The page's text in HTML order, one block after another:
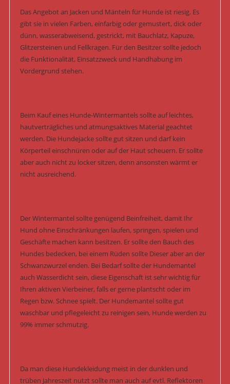
Das Angebot an Jacken und Mänteln für Hunde ist riesig. Es
gibt sie in vielen Farben, einfarbig oder gemustert, dick oder
dünn, wasserabweisend, gestrickt, mit Bauchlatz, Kapuze,
Glitzersteinen und Fellkragen. Für den Besitzer sollte jedoch
die Funktionalität, Einsatzzweck und Handhabung im
Vordergrund stehen.
Beim Kauf eines Hunde-Wintermantels sollte auf leichtes,
hautverträgliches und atmungsaktives Material geachtet
werden. Die Hundejacke sollte gut sitzen und darf kein
Körperteil einschnüren oder auf der Haut scheuern. Er sollte
aber auch nicht zu locker sitzen, denn ansonsten wärmt er
nicht ausreichend.
Der Wintermantel sollte genügend Beinfreiheit, damit Ihr
Hund ohne Einschränkungen laufen, springen, spielen und
Geschäfte machen kann besitzen. Er sollte den Bauch des
Hundes bedecken, bei einem Rüden sollte Dieser aber an der
Schwanzwurzel enden. Bei Bedarf sollte der Hundemantel
auch Wasserdicht sein, diese Eigenschaft ist sehr wichtig für
Ihren aktiven Vierbeiner, falls er gerne plantscht oder im
Regen bzw. Schnee spielt. Der Hundemantel sollte gut
waschbar und pflegeleicht zu reinigen sein, Hunde werden zu
99% immer schmutzig.
Da man diese Hundekleidung meist in der dunklen und
trüben Jahreszeit nutzt sollte man auch auf evtl. Reflektoren